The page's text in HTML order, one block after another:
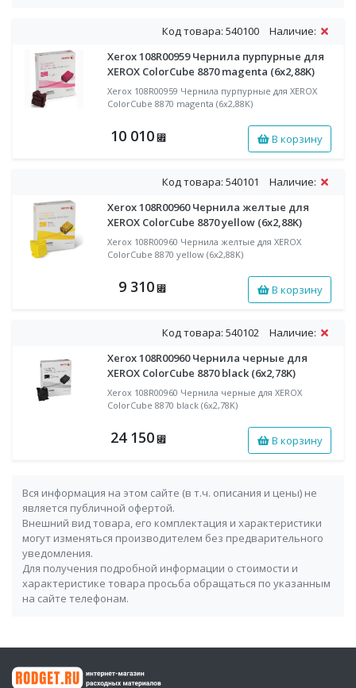
Код товара: 540100
Наличие:
Xerox 108R00959 Чернила пурпурные для
XEROX ColorCube 8870 magenta (6x2,88K)
Xerox 108R00959 Чернила пурпурные для XEROX
ColorCube 8870 magenta (6x2,88K)
10 010 ⃏ В корзину
Код товара: 540101
Наличие:
Xerox 108R00960 Чернила желтые для
XEROX ColorCube 8870 yellow (6x2,88K)
Xerox 108R00960 Чернила желтые для XEROX
ColorCube 8870 yellow (6x2,88K)
9 310 ⃏ В корзину
Код товара: 540102
Наличие:
Xerox 108R00960 Чернила черные для
XEROX ColorCube 8870 black (6x2,78K)
Xerox 108R00960 Чернила черные для XEROX
ColorCube 8870 black (6x2,78K)
24 150 ⃏ В корзину
Вся информация на этом сайте (в т.ч. описания и цены) не
является публичной офертой.
Внешний вид товара, его комплектация и характеристики
могут изменяться производителем без предварительного
уведомления.
Для получения подробной информации о стоимости и
характеристике товара просьба обращаться по указанным
на сайте телефонам.